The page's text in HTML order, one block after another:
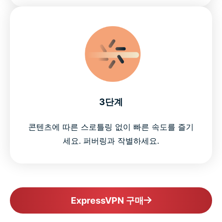
3단계
콘텐츠에 따른 스로틀링 없이 빠른 속도를 즐기
세요. 퍼버링과 작별하세요.
ExpressVPN 구매